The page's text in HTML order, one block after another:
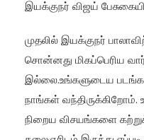
இயக்குநர் விஜய்
முதலில் இயக்குநர்
சொன்னது மிகப்பெரிய
இல்லை.உங்களுடைய
நாங்கள் வந்திருக்கிறோம்.‌
நிறைய விசயங்களை